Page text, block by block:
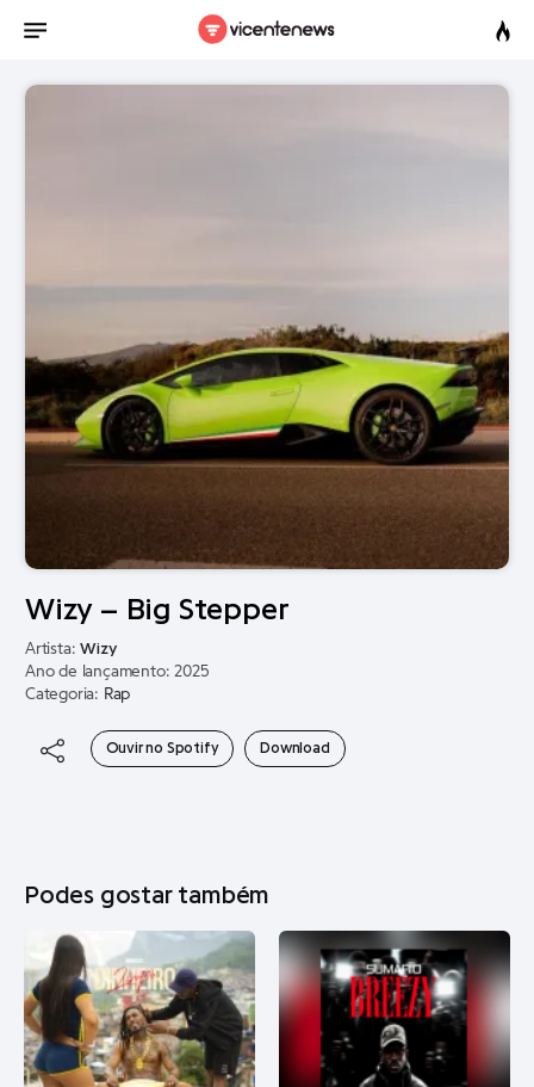
Wizy – Big Stepper
Artista:Wizy
Ano de lançamento: 2025
Categoria: Rap
Ouvir no Spotify Download
Podes gostar também